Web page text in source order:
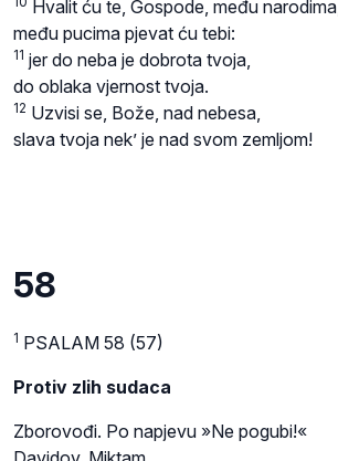
Hvalit ću te, Gospode, među narodima,
među pucima pjevat ću tebi:
11 jer do neba je dobrota tvoja,
do oblaka vjernost tvoja.
12 Uzvisi se, Bože, nad nebesa,
slava tvoja nek’ je nad svom zemljom!
58
1 PSALAM 58 (57)
Protiv zlih sudaca
Zborovođi. Po napjevu »Ne pogubi!«